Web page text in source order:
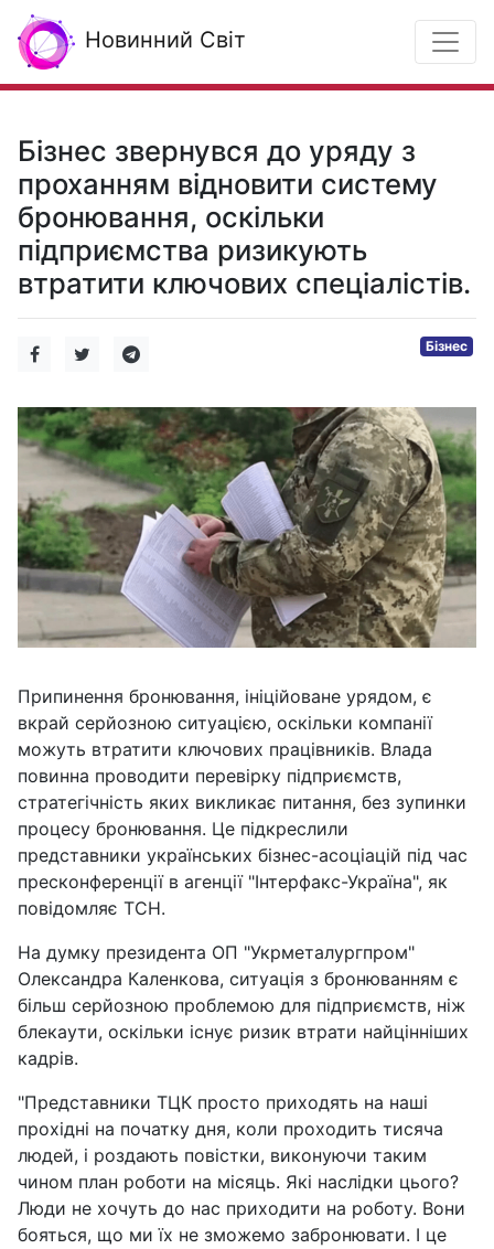
Новинний Світ
Бізнес звернувся до уряду з
проханням відновити систему
бронювання, оскільки
підприємства ризикують
втратити ключових спеціалістів.
Бізнес
Припинення бронювання, ініційоване урядом, є
вкрай серйозною ситуацією, оскільки компанії
можуть втратити ключових працівників. Влада
повинна проводити перевірку підприємств,
стратегічність яких викликає питання, без зупинки
процесу бронювання. Це підкреслили
представники українських бізнес-асоціацій під час
пресконференції в агенції "Інтерфакс-Україна", як
повідомляє ТСН.
На думку президента ОП "Укрметалургпром"
Олександра Каленкова, ситуація з бронюванням є
більш серйозною проблемою для підприємств, ніж
блекаути, оскільки існує ризик втрати найцінніших
кадрів.
"Представники ТЦК просто приходять на наші
прохідні на початку дня, коли проходить тисяча
людей, і роздають повістки, виконуючи таким
чином план роботи на місяць. Які наслідки цього?
Люди не хочуть до нас приходити на роботу. Вони
бояться, що ми їх не зможемо забронювати. І це